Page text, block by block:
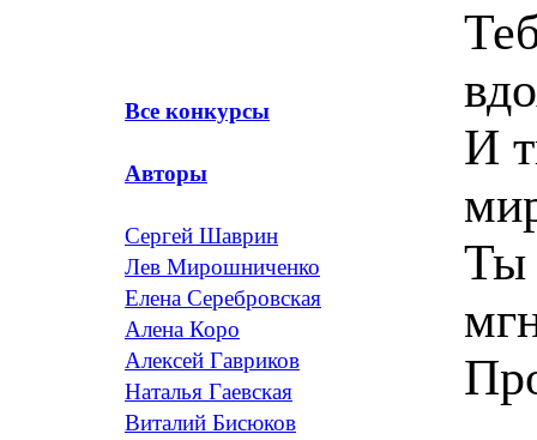
Все конкурсы
Авторы
Сергей Шаврин
Лев Мирошниченко
Елена Серебровская
Алена Коро
Алексей Гавриков
Наталья Гаевская
Виталий Бисюков
И
Ты